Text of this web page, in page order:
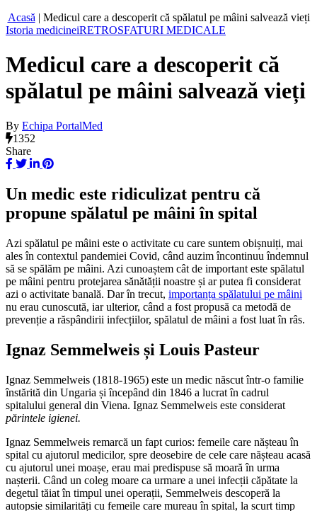
Acasă | Medicul care a descoperit că spălatul pe mâini salvează vieți
Istoria medicineiRETROSFATURI MEDICALE
Medicul care a descoperit că
spălatul pe mâini salvează vieți
By Echipa PortalMed
1352
Share
Un medic este ridiculizat pentru că
propune spălatul pe mâini în spital
Azi spălatul pe mâini este o activitate cu care suntem obișnuiți, mai
ales în contextul pandemiei Covid, când auzim încontinuu îndemnul
să se spălăm pe mâini. Azi cunoaștem cât de important este spălatul
pe mâini pentru protejarea sănătății noastre și ar putea fi considerat
azi o activitate banală. Dar în trecut, importanța spălatului pe mâini
nu erau cunoscută, iar ulterior, când a fost propusă ca metodă de
prevenție a răspândirii infecțiilor, spălatul de mâini a fost luat în râs.
Ignaz Semmelweis și Louis Pasteur
Ignaz Semmelweis (1818-1965) este un medic născut într-o familie
înstărită din Ungaria și începând din 1846 a lucrat în cadrul
spitalului general din Viena. Ignaz Semmelweis este considerat
părintele igienei.
Ignaz Semmelweis remarcă un fapt curios: femeile care nășteau în
spital cu ajutorul medicilor, spre deosebire de cele care nășteau acasă
cu ajutorul unei moașe, erau mai predispuse să moară în urma
nașterii. Când un coleg moare ca urmare a unei infecții căpătate la
degetul tăiat în timpul unei operații, Semmelweis descoperă la
autopsie similarități cu femeile care mureau în spital, la scurt timp